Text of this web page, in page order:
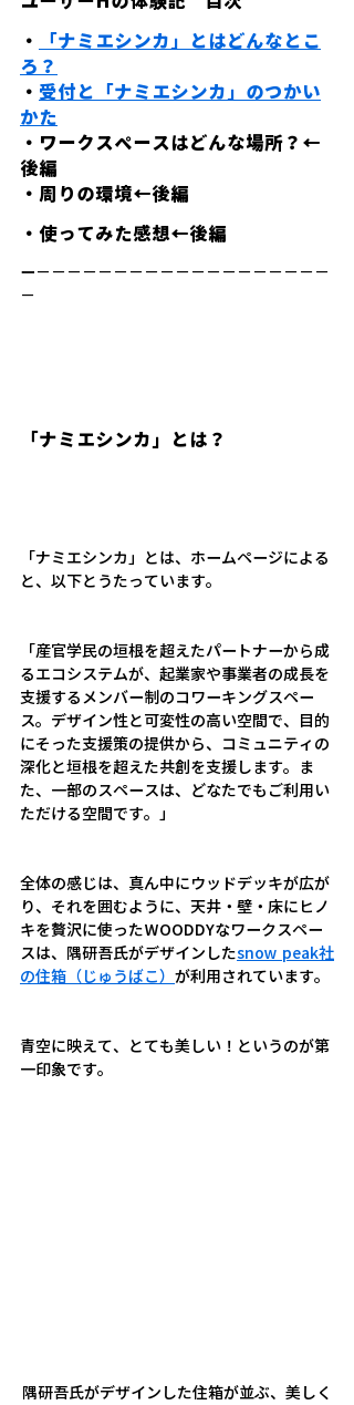
・
「ナミエシンカ」とはどんなとこ
ろ？
・ 受付と「ナミエシンカ」のつかい
かた
・ワークスペースはどんな場所？←
後編
・周りの環境←後編
・使ってみた感想←後編
ー－－－－－－－－－－－－－－－－－－－
－
「ナミエシンカ」とは？
「ナミエシンカ」とは、ホームページによる
と、以下とうたっています。
「産官学民の垣根を超えたパートナーから成
るエコシステムが、起業家や事業者の成長を
支援するメンバー制のコワーキングスペー
ス。デザイン性と可変性の高い空間で、目的
にそった支援策の提供から、コミュニティの
深化と垣根を超えた共創を支援します。ま
た、一部のスペースは、どなたでもご利用い
ただける空間です。」
全体の感じは、真ん中にウッドデッキが広が
り、それを囲むように、天井・壁・床にヒノ
キを贅沢に使ったWOODDYなワークスペー
スは、隅研吾氏がデザインしたsnow peak社
の住箱（じゅうばこ） が利用されています。
青空に映えて、とても美しい！というのが第
一印象です。
隅研吾氏がデザインした住箱が並ぶ、美しく